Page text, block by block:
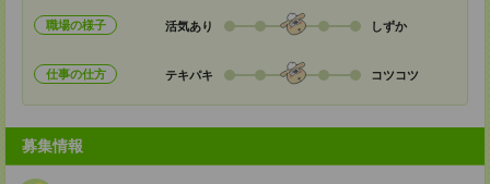
職場の様子 活気あり しずか
仕事の仕方 テキパキ コツコツ
募集情報